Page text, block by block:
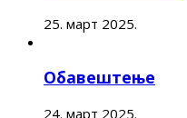
25. март 2025.
Обавештење
24. март 2025.